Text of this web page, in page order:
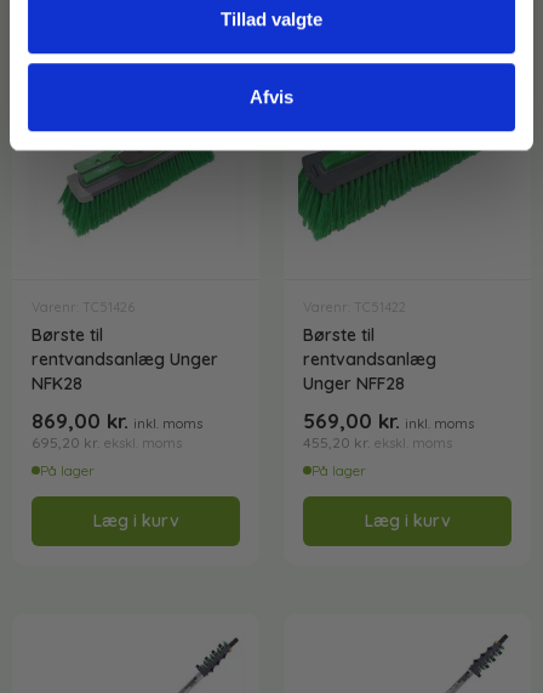
Tillad valgte
Afvis
Varenr: TC51426
Børste til
rentvandsanlæg Unger
NFK28
869,00 kr. inkl. moms
695,20 kr. ekskl. moms
På lager
Læg i kurv
Varenr: TC51422
Børste til
rentvandsanlæg
Unger NFF28
569,00 kr. inkl. moms
455,20 kr. ekskl. moms
På lager
Læg i kurv